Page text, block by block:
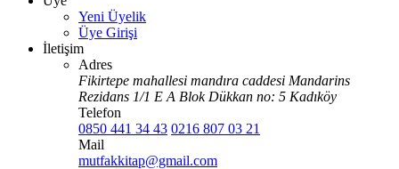
Yeni Üyelik
Üye Girişi
İletişim
Adres
Fikirtepe mahallesi mandıra caddesi Mandarins
Rezidans 1/1 E A Blok Dükkan no: 5 Kadıköy
Telefon
0850 441 34 43 0216 807 03 21
Mail
mutfakkitap@gmail.com